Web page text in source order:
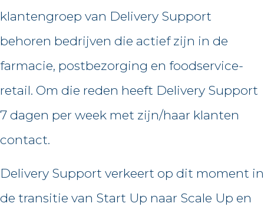
klantengroep van Delivery Support
behoren bedrijven die actief zijn in de
farmacie, postbezorging en foodservice-
retail. Om die reden heeft Delivery Support
7 dagen per week met zijn/haar klanten
contact.
Delivery Support verkeert op dit moment in
de transitie van Start Up naar Scale Up en